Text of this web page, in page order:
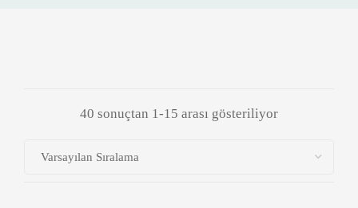
40 sonuçtan 1-15 arası gösteriliyor